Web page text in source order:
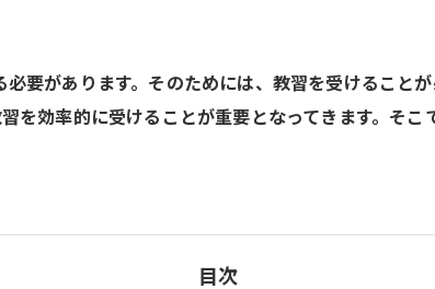
要があります。そのためには、教習を受けること
を効率的に受けることが重要となってきます。そ
目次